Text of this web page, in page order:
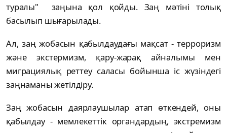
туралы" заңына қол қойды. Заң мәтіні толық
басылып шығарылады.
Ал, заң жобасын қабылдаудағы мақсат - терроризм
және экстермизм, қару-жарақ айналымы мен
миграциялық реттеу саласы бойынша іс жүзіндегі
заңнаманы жетілдіру.
Заң жобасын даярлаушылар атап өткендей, оны
қабылдау - мемлекеттік органдардың, экстремизм